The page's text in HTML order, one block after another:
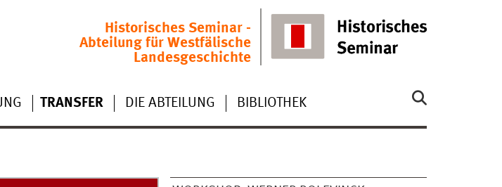
Historisches Seminar -
Abteilung für Westfälische
Landesgeschichte
TRANSFER DIE ABTEILUNG BIBLIOTHEK